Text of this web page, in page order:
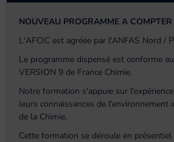
NOUVEAU PROGRAMME A
L'AFCIC est agréée par l'ANFAS Nord /
Le programme dispensé est conforme
VERSION 9 de France Chimie.
Notre formation s'appuie sur
leurs connaissances de l'environnement
de la Chimie.
Cette formation se déroule en